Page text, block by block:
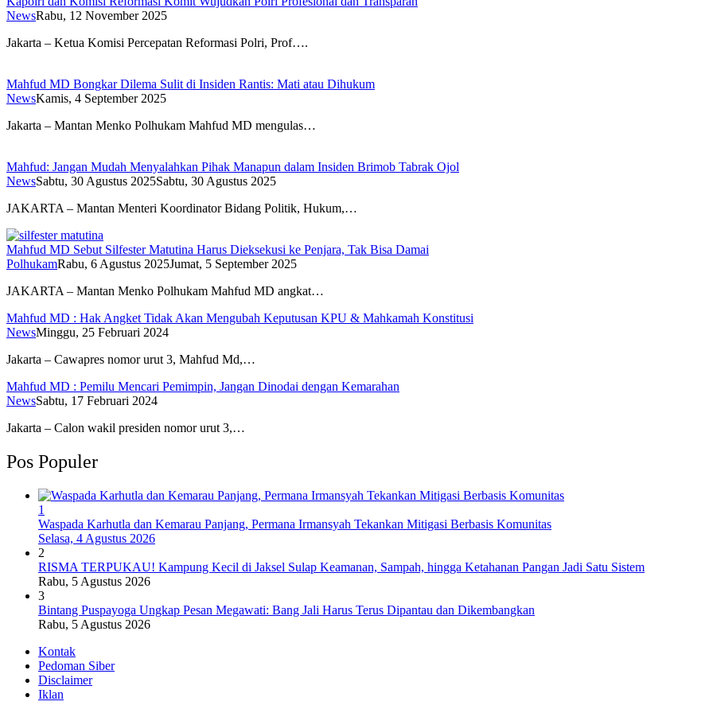
NewsRabu, 12 November 2025
Jakarta – Ketua Komisi Percepatan Reformasi Polri, Prof….
Mahfud MD Bongkar Dilema Sulit di Insiden Rantis: Mati atau Dihukum
NewsKamis, 4 September 2025
Jakarta – Mantan Menko Polhukam Mahfud MD mengulas…
Mahfud: Jangan Mudah Menyalahkan Pihak Manapun dalam Insiden Brimob Tabrak Ojol
NewsSabtu, 30 Agustus 2025Sabtu, 30 Agustus 2025
JAKARTA – Mantan Menteri Koordinator Bidang Politik, Hukum,…
Mahfud MD Sebut Silfester Matutina Harus Dieksekusi ke Penjara, Tak Bisa Damai
PolhukamRabu, 6 Agustus 2025Jumat, 5 September 2025
JAKARTA – Mantan Menko Polhukam Mahfud MD angkat…
Mahfud MD : Hak Angket Tidak Akan Mengubah Keputusan KPU & Mahkamah Konstitusi
NewsMinggu, 25 Februari 2024
Jakarta – Cawapres nomor urut 3, Mahfud Md,…
Mahfud MD : Pemilu Mencari Pemimpin, Jangan Dinodai dengan Kemarahan
NewsSabtu, 17 Februari 2024
Jakarta – Calon wakil presiden nomor urut 3,…
Pos Populer
1
Waspada Karhutla dan Kemarau Panjang, Permana Irmansyah Tekankan Mitigasi Berbasis Komunitas
Selasa, 4 Agustus 2026
2
RISMA TERPUKAU! Kampung Kecil di Jaksel Sulap Keamanan, Sampah, hingga Ketahanan Pangan Jadi Satu Sistem
Rabu, 5 Agustus 2026
3
Bintang Puspayoga Ungkap Pesan Megawati: Bang Jali Harus Terus Dipantau dan Dikembangkan
Rabu, 5 Agustus 2026
Kontak
Pedoman Siber
Disclaimer
Iklan